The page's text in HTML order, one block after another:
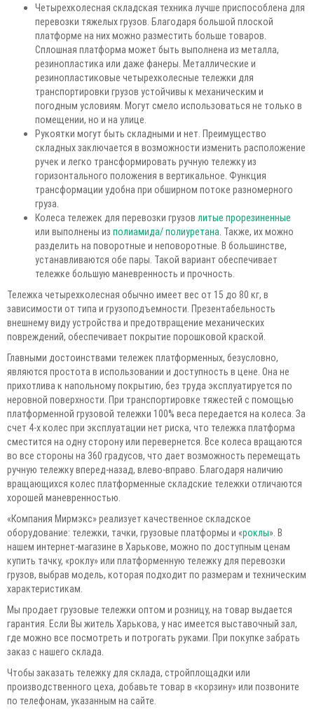
Четырехколесная складская техника лучше приспособлена для
перевозки тяжелых грузов. Благодаря большой плоской
платформе на них можно разместить больше товаров.
Сплошная платформа может быть выполнена из металла,
резинопластика или даже фанеры. Металлические и
резинопластиковые четырехколесные тележки для
транспортировки грузов устойчивы к механическим и
погодным условиям. Могут смело использоваться не только в
помещении, но и на улице.
Рукоятки могут быть складными и нет. Преимущество
складных заключается в возможности изменить расположение
ручек и легко трансформировать ручную тележку из
горизонтального положения в вертикальное. Функция
трансформации удобна при обширном потоке разномерного
груза.
Колеса тележек для перевозки грузов литые прорезиненные
или выполнены из полиамида/ полиуретана. Также, их можно
разделить на поворотные и неповоротные. В большинстве,
устанавливаются обе пары. Такой вариант обеспечивает
тележке большую маневренность и прочность.
Тележка четырехколесная обычно имеет вес от 15 до 80 кг, в
зависимости от типа и грузоподъемности. Презентабельность
внешнему виду устройства и предотвращение механических
повреждений, обеспечивает покрытие порошковой краской.
Главными достоинствами тележек платформенных, безусловно,
являются простота в использовании и доступность в цене. Она не
прихотлива к напольному покрытию, без труда эксплуатируется по
неровной поверхности. При транспортировке тяжестей с помощью
платформенной грузовой тележки 100% веса передается на колеса. За
счет 4-х колес при эксплуатации нет риска, что тележка платформа
сместится на одну сторону или перевернется. Все колеса вращаются
во все стороны на 360 градусов, что дает возможность перемещать
ручную тележку вперед-назад, влево-вправо. Благодаря наличию
вращающихся колес платформенные складские тележки отличаются
хорошей маневренностью.
«Компания Мирмэкс» реализует качественное складское
оборудование: тележки, тачки, грузовые платформы и «роклы». В
нашем интернет-магазине в Харькове, можно по доступным ценам
купить тачку, «роклу» или платформенную тележку для перевозки
грузов, выбрав модель, которая подходит по размерам и техническим
характеристикам.
Мы продает грузовые тележки оптом и розницу, на товар выдается
гарантия. Если Вы житель Харькова, у нас имеется выставочный зал,
где можно все посмотреть и потрогать руками. При покупке забрать
заказ с нашего склада.
Чтобы заказать тележку для склада, стройплощадки или
производственного цеха, добавьте товар в «корзину» или позвоните
по телефонам, указанным на сайте.